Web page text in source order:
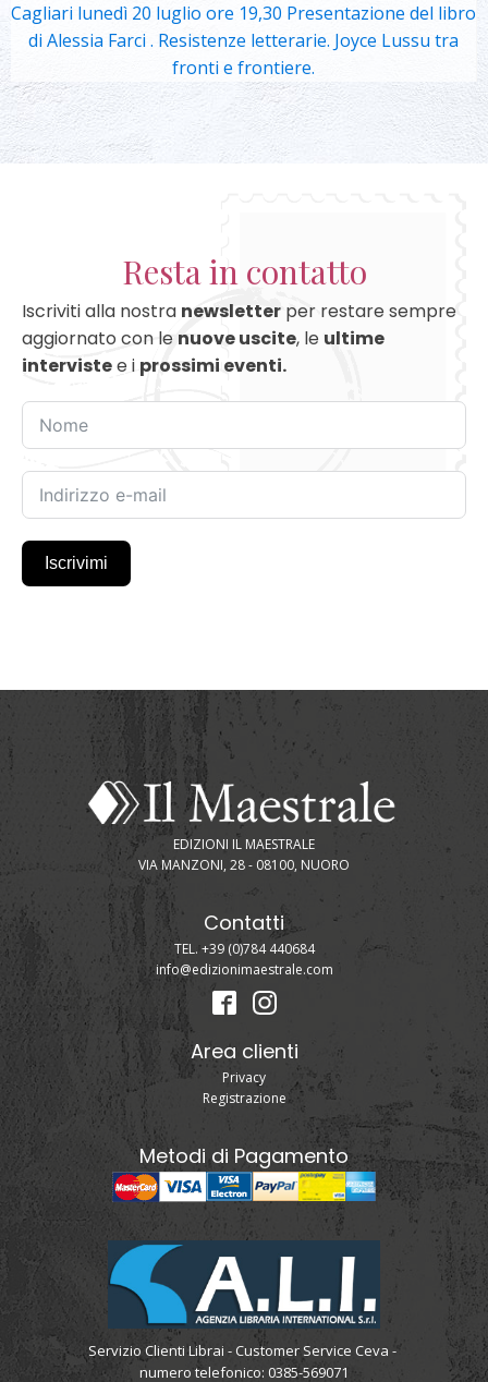
Cagliari lunedì 20 luglio ore 19,30 Presentazione del libro
di Alessia Farci . Resistenze letterarie. Joyce Lussu tra
fronti e frontiere.
Resta in contatto
Iscriviti alla nostra newsletter per restare sempre
aggiornato con le nuove uscite, le ultime
intervistee i prossimi eventi.
Iscrivimi
EDIZIONI IL MAESTRALE
VIA MANZONI, 28 - 08100, NUORO
Contatti
TEL. +39 (0)784 440684
info@edizionimaestrale.com
Area clienti
Privacy
Registrazione
Metodi di Pagamento
Servizio Clienti Librai - Customer Service Ceva -
numero telefonico: 0385-569071